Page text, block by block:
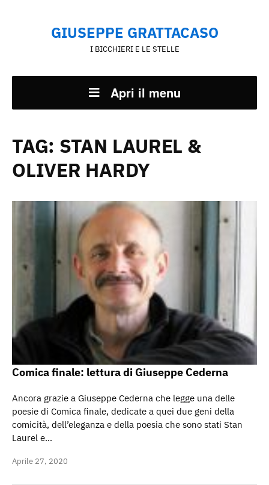
GIUSEPPE GRATTACASO
I BICCHIERI E LE STELLE
Apri il menu
TAG: STAN LAUREL &
OLIVER HARDY
Comica finale: lettura di Giuseppe Cederna
Ancora grazie a Giuseppe Cederna che legge una delle
poesie di Comica finale, dedicate a quei due geni della
comicità, dell’eleganza e della poesia che sono stati Stan
Laurel e…
Aprile 27, 2020